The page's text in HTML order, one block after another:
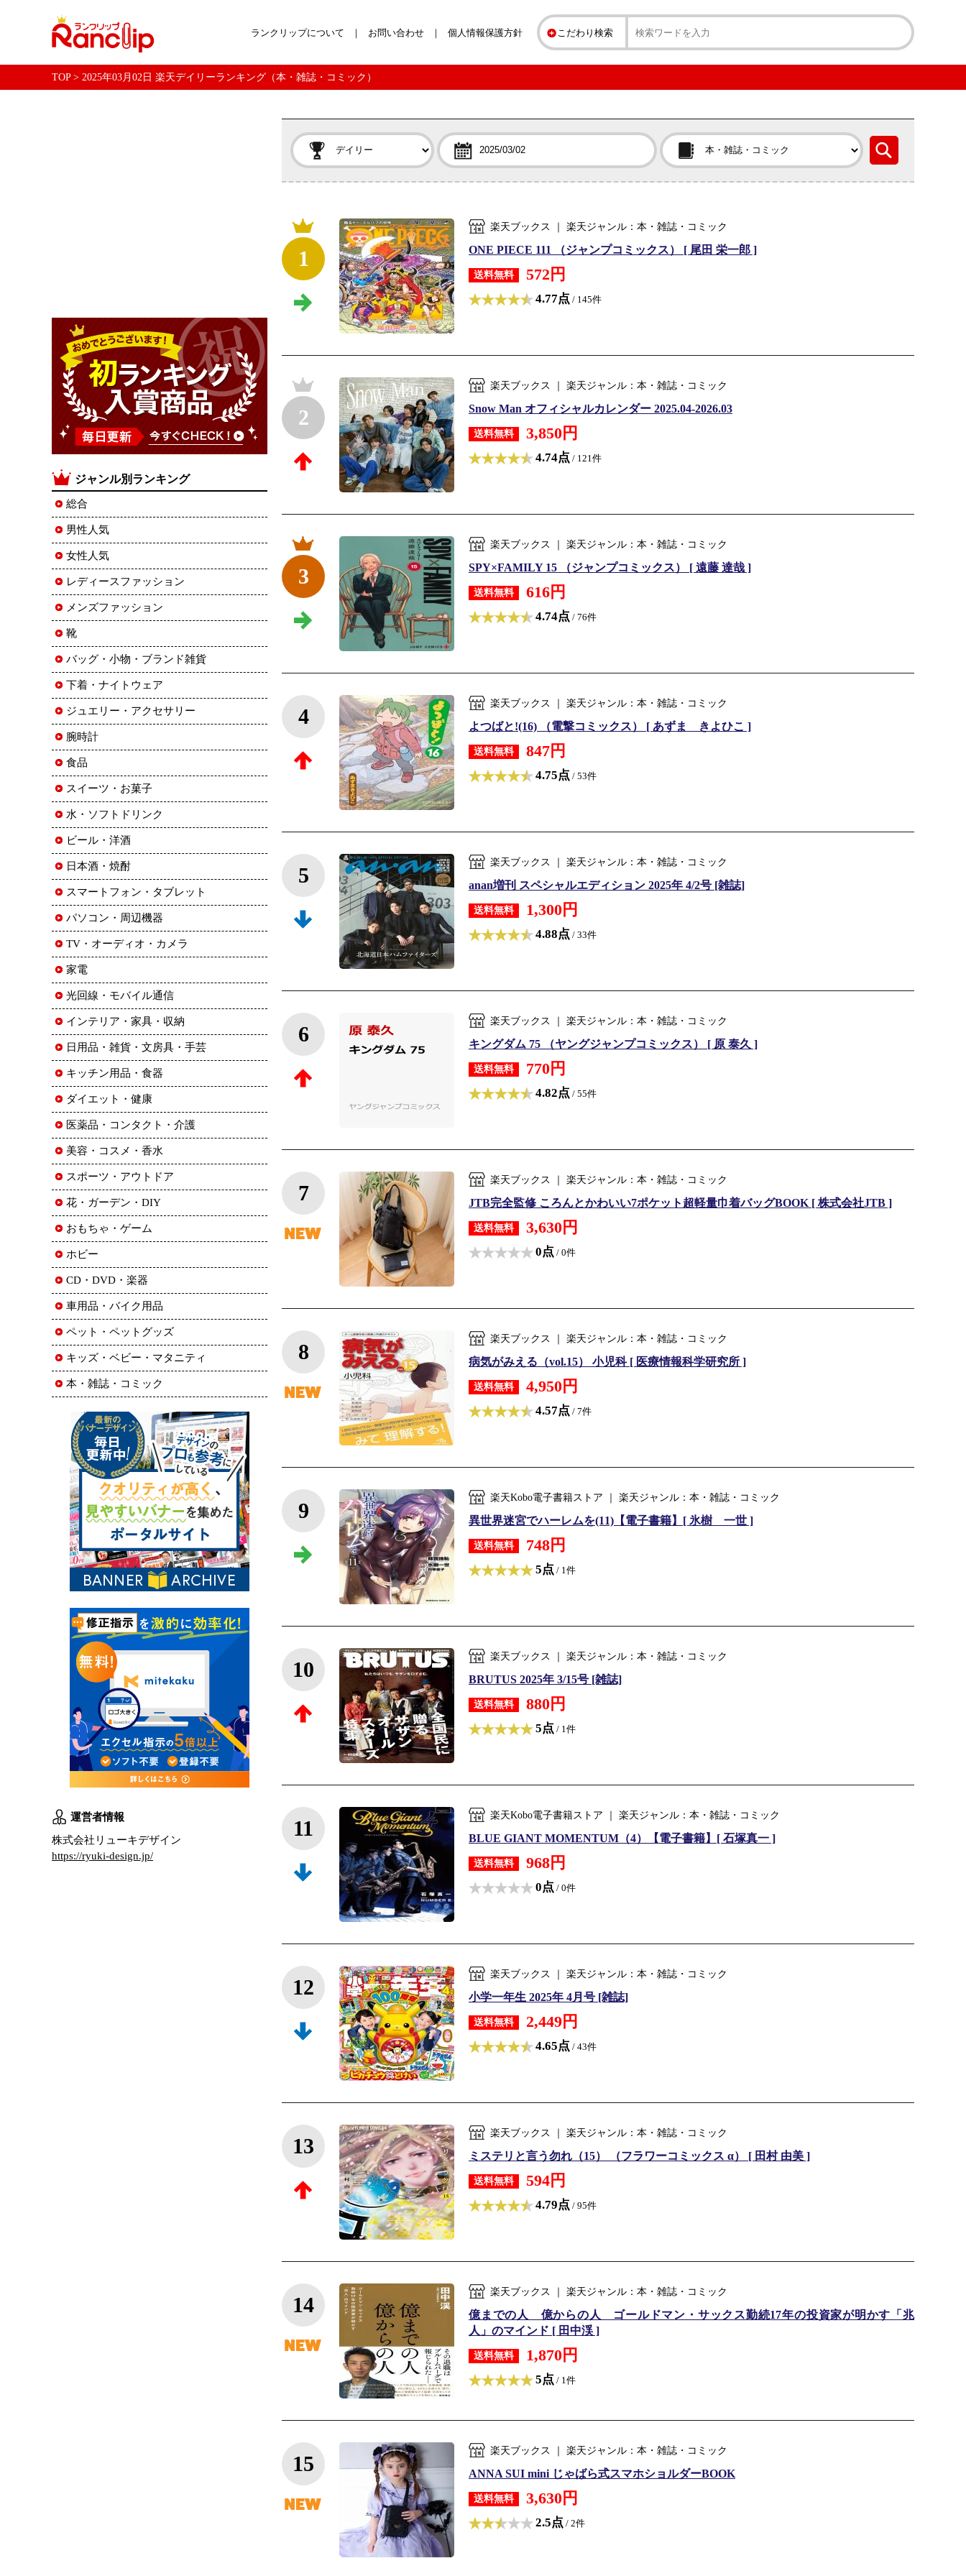
こだわり検索
ランクリップについて お問い合わせ 個人情報保護方針
TOP> 2025年03月02日 楽天デイリーランキング（本・雑誌・コミック）
1
楽天ブックス ｜ 楽天ジャンル：本・雑誌・コミック
ONE PIECE 111 （ジャンプコミックス） [ 尾田 栄一郎 ]
送料無料 572円
4.77点 / 145件
2
楽天ブックス ｜ 楽天ジャンル：本・雑誌・コミック
Snow Man オフィシャルカレンダー 2025.04-2026.03
送料無料 3,850円
4.74点 / 121件
3
楽天ブックス ｜ 楽天ジャンル：本・雑誌・コミック
SPY×FAMILY 15 （ジャンプコミックス） [ 遠藤 達哉 ]
送料無料 616円
4.74点 / 76件
4
楽天ブックス ｜ 楽天ジャンル：本・雑誌・コミック
よつばと!(16) （電撃コミックス） [ あずま きよひこ ]
送料無料 847円
4.75点 / 53件
5
楽天ブックス ｜ 楽天ジャンル：本・雑誌・コミック
anan増刊 スペシャルエディション 2025年 4/2号 [雑誌]
送料無料 1,300円
4.88点 / 33件
6
楽天ブックス ｜ 楽天ジャンル：本・雑誌・コミック
キングダム 75 （ヤングジャンプコミックス） [ 原 泰久 ]
送料無料 770円
4.82点 / 55件
7
楽天ブックス ｜ 楽天ジャンル：本・雑誌・コミック
JTB完全監修 ころんとかわいい7ポケット超軽量巾着バッグBOOK [ 株式会社JTB ]
送料無料 3,630円
0点 / 0件
8
楽天ブックス ｜ 楽天ジャンル：本・雑誌・コミック
病気がみえる（vol.15） 小児科 [ 医療情報科学研究所 ]
送料無料 4,950円
4.57点 / 7件
9
楽天Kobo電子書籍ストア ｜ 楽天ジャンル：本・雑誌・コミック
異世界迷宮でハーレムを(11)【電子書籍】[ 氷樹 一世 ]
送料無料 748円
5点 / 1件
10
楽天ブックス ｜ 楽天ジャンル：本・雑誌・コミック
BRUTUS 2025年 3/15号 [雑誌]
送料無料 880円
5点 / 1件
11
楽天Kobo電子書籍ストア ｜ 楽天ジャンル：本・雑誌・コミック
BLUE GIANT MOMENTUM（4）【電子書籍】[ 石塚真一 ]
送料無料 968円
0点 / 0件
12
楽天ブックス ｜ 楽天ジャンル：本・雑誌・コミック
小学一年生 2025年 4月号 [雑誌]
送料無料 2,449円
4.65点 / 43件
13
楽天ブックス ｜ 楽天ジャンル：本・雑誌・コミック
ミステリと言う勿れ（15） （フラワーコミックス α） [ 田村 由美 ]
送料無料 594円
4.79点 / 95件
14
楽天ブックス ｜ 楽天ジャンル：本・雑誌・コミック
億までの人 億からの人 ゴールドマン・サックス勤続17年の投資家が明かす「兆
人」のマインド [ 田中渓 ]
送料無料 1,870円
5点 / 1件
15
楽天ブックス ｜ 楽天ジャンル：本・雑誌・コミック
ANNA SUI mini じゃばら式スマホショルダーBOOK
送料無料 3,630円
2.5点 / 2件
ジャンル別ランキング
総合
男性人気
女性人気
レディースファッション
メンズファッション
靴
バッグ・小物・ブランド雑貨
下着・ナイトウェア
ジュエリー・アクセサリー
腕時計
食品
スイーツ・お菓子
水・ソフトドリンク
ビール・洋酒
日本酒・焼酎
スマートフォン・タブレット
パソコン・周辺機器
TV・オーディオ・カメラ
家電
光回線・モバイル通信
インテリア・家具・収納
日用品・雑貨・文房具・手芸
キッチン用品・食器
ダイエット・健康
医薬品・コンタクト・介護
美容・コスメ・香水
スポーツ・アウトドア
花・ガーデン・DIY
おもちゃ・ゲーム
ホビー
CD・DVD・楽器
車用品・バイク用品
ペット・ペットグッズ
キッズ・ベビー・マタニティ
本・雑誌・コミック
運営者情報
株式会社リューキデザイン
https://ryuki-design.jp/